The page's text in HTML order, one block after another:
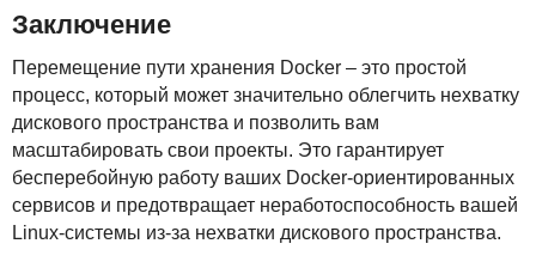
Заключение
Перемещение пути хранения Docker – это простой
процесс, который может значительно облегчить нехватку
дискового пространства и позволить вам
масштабировать свои проекты. Это гарантирует
бесперебойную работу ваших Docker-ориентированных
сервисов и предотвращает неработоспособность вашей
Linux-системы из-за нехватки дискового пространства.